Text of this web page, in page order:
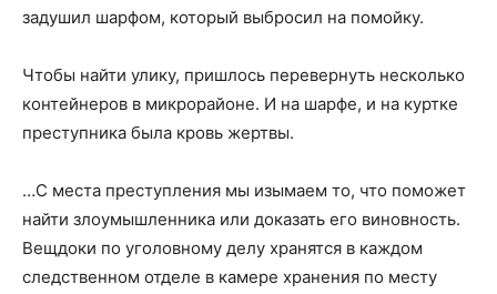
задушил шарфом, который выбросил на помойку.
Чтобы найти улику, пришлось перевернуть несколько
контейнеров в микрорайоне. И на шарфе, и на куртке
преступника была кровь жертвы.
…С места преступления мы изымаем то, что поможет
найти злоумышленника или доказать его виновность.
Вещдоки по уголовному делу хранятся в каждом
следственном отделе в камере хранения по месту